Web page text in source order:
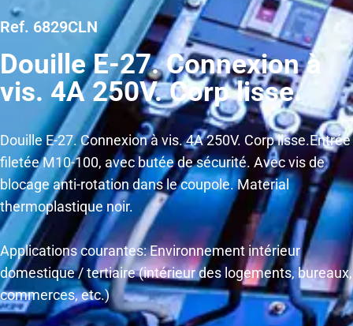
Ref. 6829CLN
Douille E-27. Connexion à
vis. 4A 250V. Corp lisse.
Douille E-27. Connexion à vis. 4A 250V. Corp lisse.Entrée
filetée M10-100, avec butée de sécurité. Avec vis de
blocage anti-rotation dans le coupole. Material
thermoplastique noir.
Applications courantes: Environnement intérieur
domestique / tertiaire (intérieur des logements, bureaux,
commerces, etc.)